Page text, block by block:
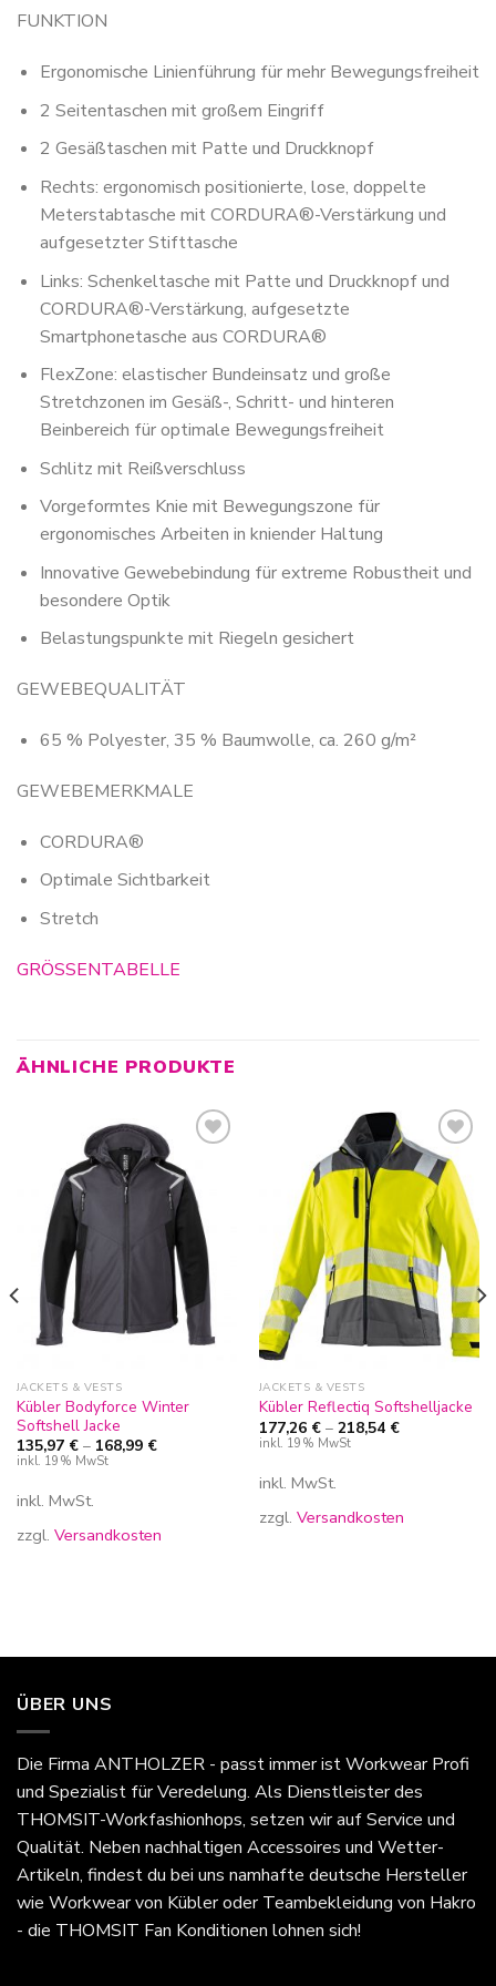
FUNKTION
Ergonomische Linienführung für mehr Bewegungsfreiheit
2 Seitentaschen mit großem Eingriff
2 Gesäßtaschen mit Patte und Druckknopf
Rechts: ergonomisch positionierte, lose, doppelte
Meterstabtasche mit CORDURA®-Verstärkung und
aufgesetzter Stifttasche
Links: Schenkeltasche mit Patte und Druckknopf und
CORDURA®-Verstärkung, aufgesetzte
Smartphonetasche aus CORDURA®
FlexZone: elastischer Bundeinsatz und große
Stretchzonen im Gesäß-, Schritt- und hinteren
Beinbereich für optimale Bewegungsfreiheit
Schlitz mit Reißverschluss
Vorgeformtes Knie mit Bewegungszone für
ergonomisches Arbeiten in kniender Haltung
Innovative Gewebebindung für extreme Robustheit und
besondere Optik
Belastungspunkte mit Riegeln gesichert
GEWEBEQUALITÄT
65 % Polyester, 35 % Baumwolle, ca. 260 g/m²
GEWEBEMERKMALE
CORDURA®
Optimale Sichtbarkeit
Stretch
GRÖSSENTABELLE
ÄHNLICHE PRODUKTE
Wunschliste
hinzufügen
JACKETS & VESTS
Kübler Bodyforce Winter
Softshell Jacke
135,97 €– 168,99 €
inkl. 19% MwSt
inkl. MwSt.
zzgl. Versandkosten
Zur
Wunschliste
hinzufügen
JACKETS & VESTS
Kübler Reflectiq Softshelljacke
177,26 €– 218,54 €
inkl. 19% MwSt
inkl. MwSt.
zzgl. Versandkosten
ÜBER UNS
Die Firma ANTHOLZER - passt immerist Workwear Profi
und Spezialist für Veredelung. Als Dienstleister des
THOMSIT-Workfashionhops, setzen wir auf Service und
Qualität. Neben nachhaltigen Accessoires und Wetter-
Artikeln, findest du bei uns namhafte deutsche Hersteller
wie Workwear von Kübler oder Teambekleidung von Hakro
- die THOMSIT Fan Konditionen lohnen sich!